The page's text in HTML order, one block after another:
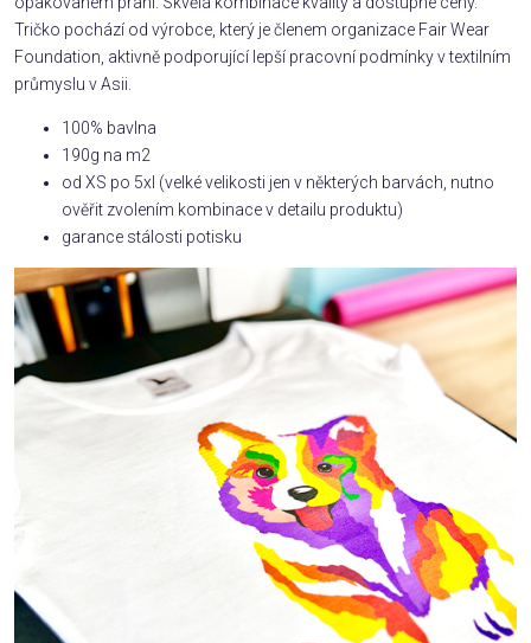
Tričko pochází od výrobce, který je členem organizace Fair Wear
Foundation, aktivně podporující lepší pracovní podmínky v textilním
průmyslu v Asii.
100% bavlna
190g na m2
od XS po 5xl (velké velikosti jen v některých barvách, nutno
ověřit zvolením kombinace v detailu produktu)
garance stálosti potisku